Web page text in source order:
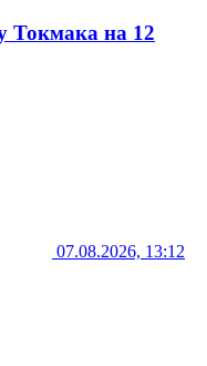
Токмака на 12
07.08.2026, 13:12